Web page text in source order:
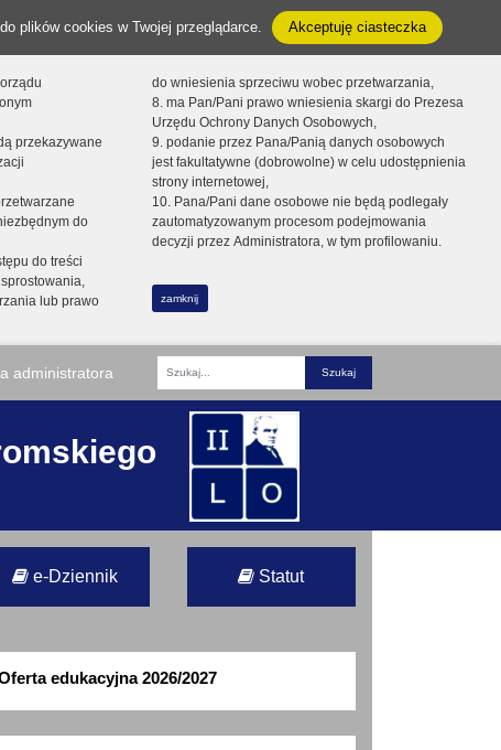
plików cookies w Twojej przeglądarce. Akceptuję ciasteczka
przekazywane
do
do treści
lub prawo
do wniesienia sprzeciwu wobec przetwarzania,
8. ma Pan/Pani prawo wniesienia skargi do Prezesa
Urzędu Ochrony Danych Osobowych,
9. podanie przez Pana/Panią danych osobowych
jest fakultatywne (dobrowolne) w celu udostępnienia
strony internetowej,
10. Pana/Pani dane osobowe nie będą podlegały
zautomatyzowanym procesom podejmowania
decyzji przez Administratora, w tym profilowaniu.
zamknij
administratora
Fraza
e-Dziennik Statut
edukacyjna 2026/2027